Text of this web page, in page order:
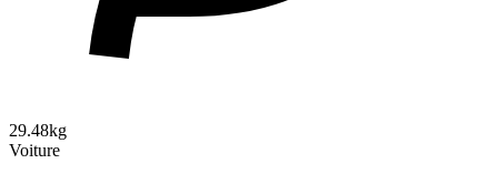
29.48kg
Voiture